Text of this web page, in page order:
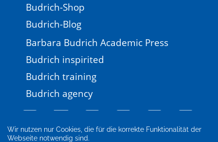
Wir nutzen nur Cookies, die für die korrekte Funktionalität der
Webseite notwendig sind.
Budrich-Shop
Budrich-Blog
Barbara Budrich Academic Press
Budrich inspirited
Budrich training
Budrich agency